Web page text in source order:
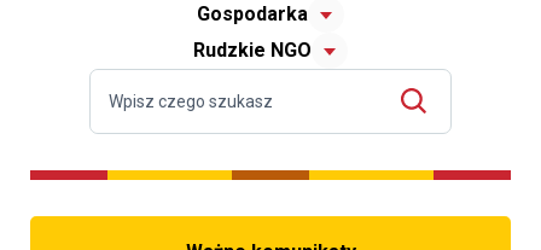
Gospodarka
Rudzkie NGO